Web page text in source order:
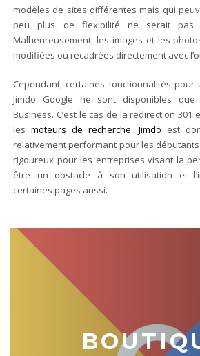
modèles de sites différentes mais qui
peu plus de flexibilité ne serait pas
Malheureusement, les images et les
modifiées ou recadrées directement avec
Cependant, certaines fonctionnalités
Jimdo Google ne sont disponibles que
Business. C’est le cas de la redirection
lesmoteurs de recherche.Jimdo est
relativement performant pour les débutants
rigoureux pour les entreprises visant la
être un obstacle à son utilisation et
certaines pages aussi.